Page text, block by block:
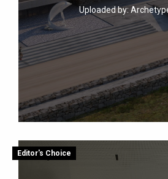
Uploaded by:
Editor's Choice